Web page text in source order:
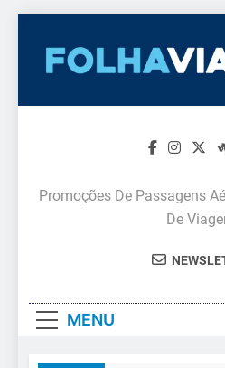
content
Promoções De Passagens
De
MENU